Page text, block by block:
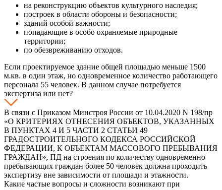
на реконструкцию объектов культурного наследия;
построек в области обороны и безопасности;
зданий особой важности;
попадающие в особо охраняемые природные
территории;
по обезвреживанию отходов.
Если проектируемое здание общей площадью меньше 1500
м.кв. в один этаж, но одновременное количество работающего
персонала 55 человек. В данном случае потребуется
экспертиза или нет?
В связи с Приказом Минстроя России от 10.04.2020 N 198/пр
«О КРИТЕРИЯХ ОТНЕСЕНИЯ ОБЪЕКТОВ, УКАЗАННЫХ
В ПУНКТАХ 4 И 5 ЧАСТИ 2 СТАТЬИ 49
ГРАДОСТРОИТЕЛЬНОГО КОДЕКСА РОССИЙСКОЙ
ФЕДЕРАЦИИ, К ОБЪЕКТАМ МАССОВОГО ПРЕБЫВАНИЯ
ГРАЖДАН», ПД на строения по количеству одновременно
пребывающих граждан более 50 человек должна проходить
экспертизу вне зависимости от площади и этажности.
Какие частые вопросы и сложности возникают при